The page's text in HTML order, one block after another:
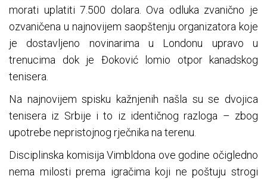
morati uplatiti 7.500 dolara. Ova odluka zvanično je
ozvaničena u najnovijem saopštenju organizatora koje
je dostavljeno novinarima u Londonu upravo u
trenucima dok je Đoković lomio otpor kanadskog
tenisera.
Na najnovijem spisku kažnjenih našla su se dvojica
tenisera iz Srbije i to iz identičnog razloga – zbog
upotrebe nepristojnog rječnika na terenu.
Disciplinska komisija Vimbldona ove godine očigledno
nema milosti prema igračima koji ne poštuju strogi